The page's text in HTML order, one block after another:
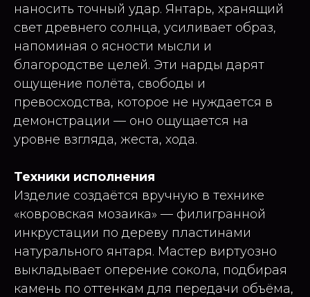
наносить точный удар. Янтарь, хранящий
свет древнего солнца, усиливает образ,
напоминая о ясности мысли и
благородстве целей. Эти нарды дарят
ощущение полёта, свободы и
превосходства, которое не нуждается в
демонстрации — оно ощущается на
уровне взгляда, жеста, хода.
Техники исполнения
Изделие создаётся вручную в технике
«ковровская мозаика» — филигранной
инкрустации по дереву пластинами
натурального янтаря. Мастер виртуозно
выкладывает оперение сокола, подбирая
камень по оттенкам для передачи объёма,